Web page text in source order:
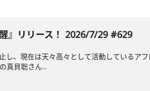
』リリース！ 2026/7/29 #629
し、現在は天々高々として活動しているア
真貝聡さん...